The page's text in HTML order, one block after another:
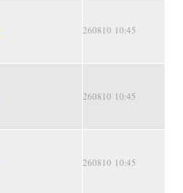
260810 10:45
260810 10:45
260810 10:45